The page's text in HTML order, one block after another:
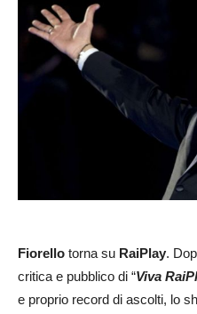
Fiorello torna su RaiPlay.
critica e pubblico di “Viva
e proprio record di ascolti, lo